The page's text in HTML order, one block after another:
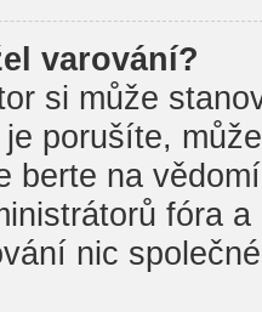
varování?
si může
porušíte,
berte na
fóra
nic